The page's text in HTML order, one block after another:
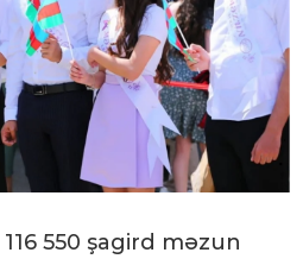
550 şagird məzun